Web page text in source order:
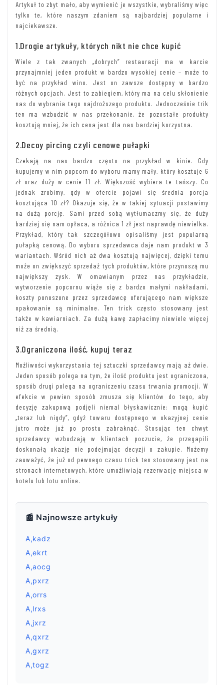
Artykuł to zbyt mało, aby wymienić je wszystkie, wybraliśmy więc
tylko te, które naszym zdaniem są najbardziej popularne i
najciekawsze.
1.Drogie artykuły, których nikt nie chce kupić
Wiele z tak zwanych „dobrych” restauracji ma w karcie
przynajmniej jeden produkt w bardzo wysokiej cenie – może to
być na przykład wino. Jest on zawsze dostępny w bardzo
różnych opcjach. Jest to zabiegiem, który ma na celu skłonienie
nas do wybrania tego najdroższego produktu. Jednocześnie trik
ten ma wzbudzić w nas przekonanie, że pozostałe produkty
kosztują mniej, że ich cena jest dla nas bardziej korzystna.
2.Decoy pircing czyli cenowe pułapki
Czekają na nas bardzo często na przykład w kinie. Gdy
kupujemy w nim popcorn do wyboru mamy mały, który kosztuje 6
zł oraz duży w cenie 11 zł. Większość wybiera te tańszy. Co
jednak zrobimy, gdy w ofercie pojawi się średnia porcja
kosztująca 10 zł? Okazuje się, że w takiej sytuacji postawimy
na dużą porcję. Sami przed sobą wytłumaczmy się, że duży
bardziej się nam opłaca, a różnica 1 zł jest naprawdę niewielka.
Przykład, który tak szczegółowo opisaliśmy jest popularną
pułapką cenową. Do wyboru sprzedawca daje nam produkt w 3
wariantach. Wśród nich aż dwa kosztują najwięcej, dzięki temu
może on zwiększyć sprzedaż tych produktów, które przynoszą mu
największy zysk. W omawianym przez nas przykładzie,
wytworzenie popcornu wiąże się z bardzo małymi nakładami,
koszty ponoszone przez sprzedawcę oferującego nam większe
opakowanie są minimalne. Ten trick często stosowany jest
także w kawiarniach. Za dużą kawę zapłacimy niewiele więcej
niż za średnią.
3.Ograniczona ilość, kupuj teraz
Możliwości wykorzystania tej sztuczki sprzedawcy mają aż dwie.
Jeden sposób polega na tym, że ilość produktu jest ograniczona,
sposób drugi polega na ograniczeniu czasu trwania promocji. W
efekcie w pewien sposób zmusza się klientów do tego, aby
decyzję zakupową podjęli niemal błyskawicznie: mogą kupić
„teraz lub nigdy”, gdyż towaru dostępnego w okazyjnej cenie
jutro może już po prostu zabraknąć. Stosując ten chwyt
sprzedawcy wzbudzają w klientach poczucie, że przegapili
doskonałą okazję nie podejmując decyzji o zakupie. Możemy
zauważyć, że już od pewnego czasu trick ten stosowany jest na
stronach internetowych, które umożliwiają rezerwację miejsca w
hotelu lub lotu online.
📰 Najnowsze artykuły
A,kadz
A,ekrt
A,aocg
A,pxrz
A,orrs
A,lrxs
A,jxrz
A,qxrz
A,gxrz
A,togz